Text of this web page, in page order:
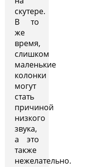
скутере.
В то
же
время,
слишком
маленькие
колонки
могут
стать
причиной
низкого
звука,
а это
также
нежелательно.